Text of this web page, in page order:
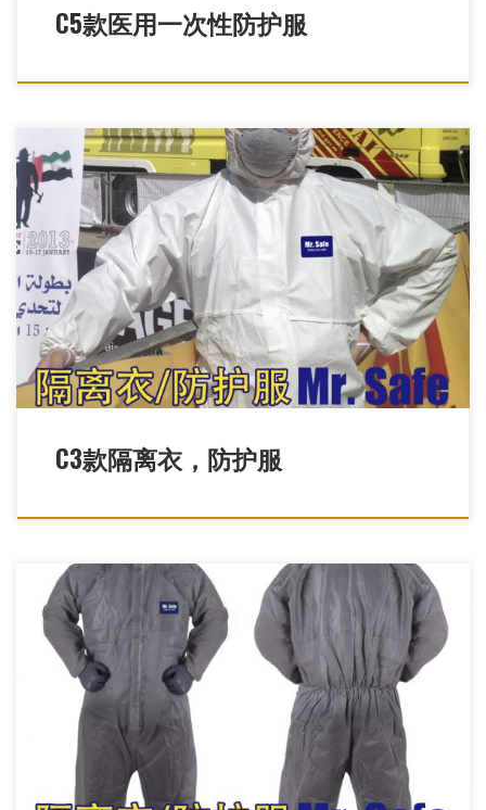
C5款医用一次性防护服
C3优越款覆膜连体防护服，透气膜防护服，防疫防护服，防疫服，
一次性连体服，防疫服，养殖业防护服，畜牧 […]
C3款隔离衣，防护服
C2灰色款连体防护服，灰色防疫服，无纺布防护服，一次性防护
服，一次性防疫服，SMS防护服，猪瘟疫防护 […]